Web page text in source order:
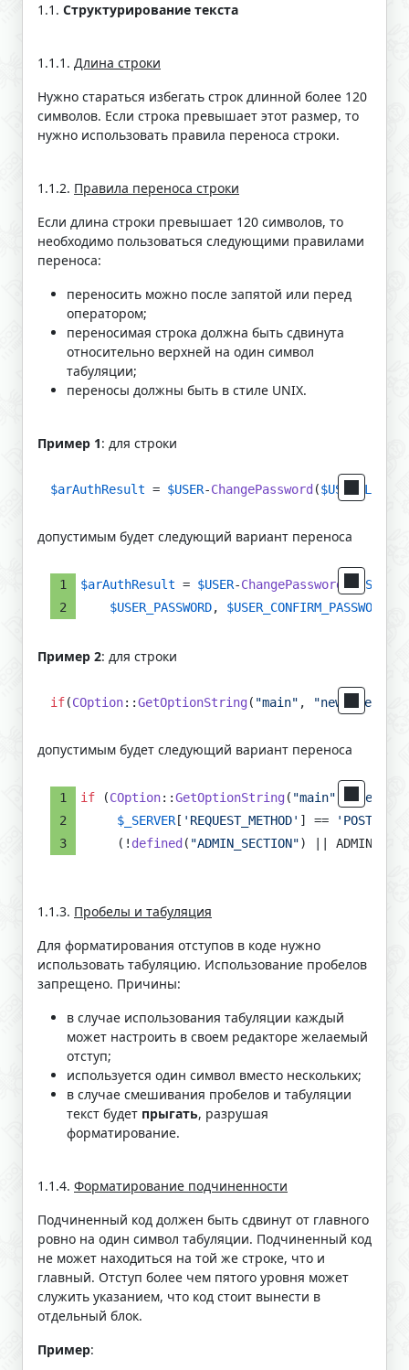
1.1. Структурирование текста
1.1.1. Длина строки
Нужно стараться избегать строк длинной более 120
символов. Если строка превышает этот размер, то
нужно использовать правила переноса строки.
1.1.2. Правила переноса строки
Если длина строки превышает 120 символов, то
необходимо пользоваться следующими правилами
переноса:
переносить можно после запятой или перед
оператором;
переносимая строка должна быть сдвинута
относительно верхней на один символ
табуляции;
переносы должны быть в стиле UNIX.
Пример 1: для строки
$arAuthResult = $USER-ChangePassword ($USER_LOGIN
допустимым будет следующий вариант переноса
$arAuthResult = $USER-ChangePassword
$USER_PASSWORD, $USER_CONFIRM_PASSWORD
Пример 2: для строки
if(COption::GetOptionString( "main" ,
допустимым будет следующий вариант переноса
if (COption::GetOptionString( "main"
$_SERVER [ 'REQUEST_METHOD' ] == 'POST'
     (!
defined ( "ADMIN_SECTION") ||
1.1.3. Пробелы и табуляция
Для форматирования отступов в коде нужно
использовать табуляцию. Использование пробелов
запрещено. Причины:
в случае использования табуляции каждый
может настроить в своем редакторе желаемый
отступ;
используется один символ вместо нескольких;
в случае смешивания пробелов и табуляции
текст будет прыгать, разрушая
форматирование.
1.1.4. Форматирование подчиненности
Подчиненный код должен быть сдвинут от главного
ровно на один символ табуляции. Подчиненный код
не может находиться на той же строке, что и
главный. Отступ более чем пятого уровня может
служить указанием, что код стоит вынести в
отдельный блок.
Пример: